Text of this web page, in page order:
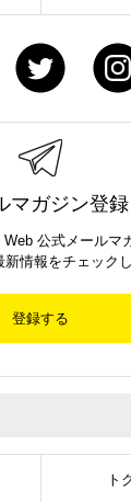
マガジン登録
Web 公式メールマ
新情報をチェック
登録する
ト